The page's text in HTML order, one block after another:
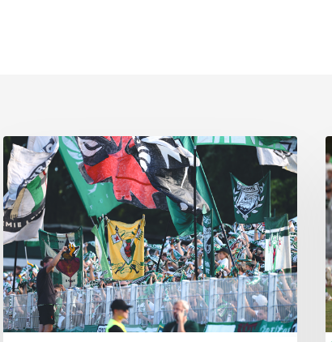
Faninfo
zum
Auswärtsspiel
beim
RSV
Eintracht
1949